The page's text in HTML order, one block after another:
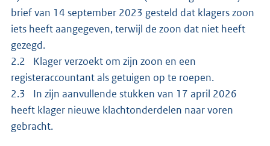
brief van 14 september 2023 gesteld dat klagers zoon
iets heeft aangegeven, terwijl de zoon dat niet heeft
gezegd.
2.2 Klager verzoekt om zijn zoon en een
registeraccountant als getuigen op te roepen.
2.3 In zijn aanvullende stukken van 17 april 2026
heeft klager nieuwe klachtonderdelen naar voren
gebracht.